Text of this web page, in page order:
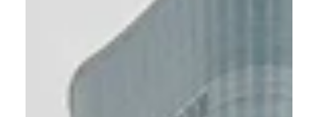
alla costruzione, fino al collaudo e alla consegna. Un
unico referente per tempi certi, costi sotto controllo e
qualità garantita.